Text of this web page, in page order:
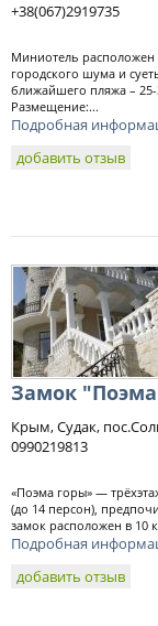
+38(067)2919735
Миниотель расположен
городского шума и
ближайшего пляжа –
Размещение:...
Подробная
добавить отзыв
Замок
Крым, Судак,
0990219813
«Поэма горы» —
(до 14 персон),
замок расположен в 10
Подробная
добавить отзыв